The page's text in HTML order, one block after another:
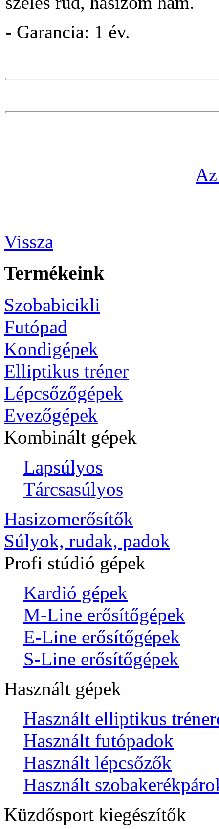
- Garancia: 1 év.
Vissza
Termékeink
Szobabicikli
Futópad
Kondigépek
Elliptikus tréner
Lépcsőzőgépek
Evezőgépek
Kombinált gépek
Lapsúlyos
Tárcsasúlyos
Hasizomerősítők
Súlyok, rudak, padok
Profi stúdió gépek
Kardió gépek
M-Line erősítőgépek
E-Line erősítőgépek
S-Line erősítőgépek
Használt gépek
Használt elliptikus
Használt futópadok
Használt lépcsőzők
Használt
Küzdősport kiegészítők